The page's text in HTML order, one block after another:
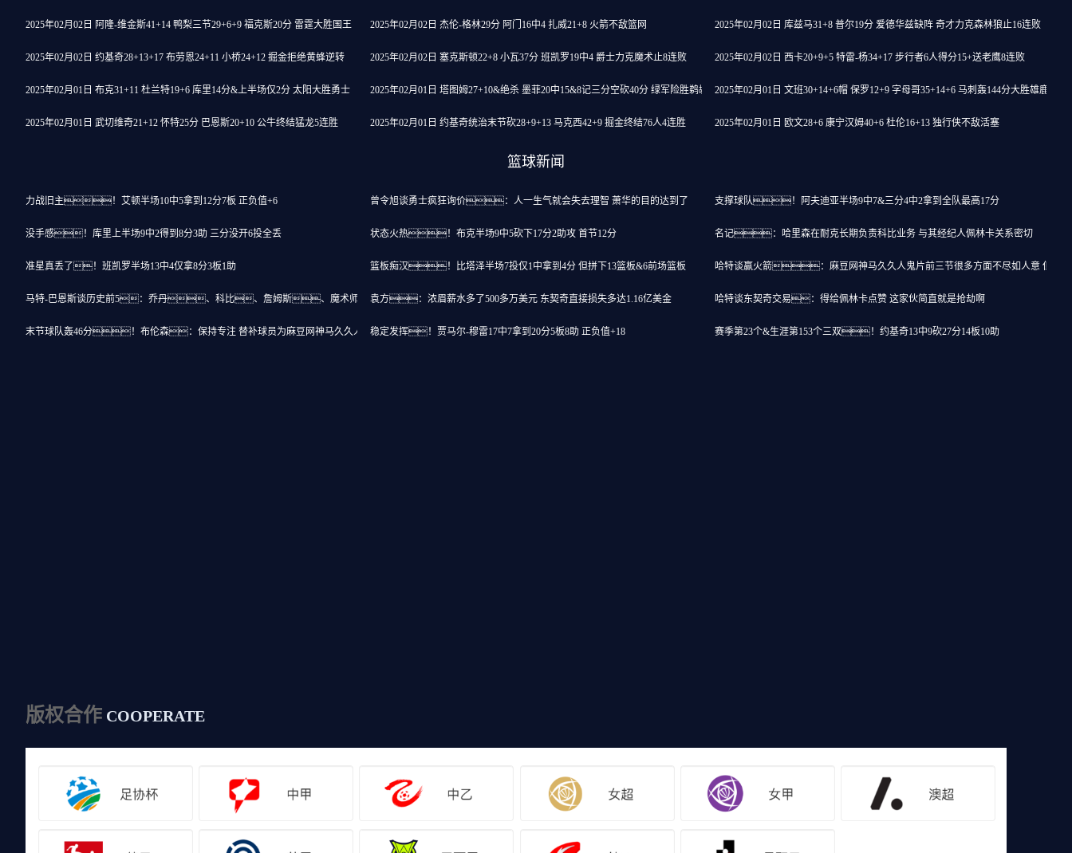
2025年02月02日 阿隆-维金斯41+14 鸭梨三节29+6+9 福克斯20分 雷霆大胜国王 2025年02月02日 杰伦-格林29分 阿门16中4 扎威21+8 火箭不敌篮网 2025年02月02日 库兹马31+8 普尔19分 爱德华兹缺阵 奇才力克森林狼止16连败
2025年02月02日 约基奇28+13+17 布劳恩24+11 小桥24+12 掘金拒绝黄蜂逆转 2025年02月02日 塞克斯顿22+8 小瓦37分 班凯罗19中4 爵士力克魔术止8连败 2025年02月02日 西卡20+9+5 特雷-杨34+17 步行者6人得分15+送老鹰8连败
2025年02月01日 布克31+11 杜兰特19+6 库里14分&上半场仅2分 太阳大胜勇士 2025年02月01日 塔图姆27+10&绝杀 墨菲20中15&8记三分空砍40分 绿军险胜鹈鹕 2025年02月01日 文班30+14+6帽 保罗12+9 字母哥35+14+6 马刺轰144分大胜雄鹿
2025年02月01日 武切维奇21+12 怀特25分 巴恩斯20+10 公牛终结猛龙5连胜 2025年02月01日 约基奇统治末节砍28+9+13 马克西42+9 掘金终结76人4连胜 2025年02月01日 欧文28+6 康宁汉姆40+6 杜伦16+13 独行侠不敌活塞
篮球新闻
力战旧主！艾顿半场10中5拿到12分7板 正负值+6 曾令旭谈勇士疯狂询价：人一生气就会失去理智 萧华的目的达到了 支撑球队！阿夫迪亚半场9中7&三分4中2拿到全队最高17分
没手感！库里上半场9中2得到8分3助 三分没开6投全丢 状态火热！布克半场9中5砍下17分2助攻 首节12分 名记：哈里森在耐克长期负责科比业务 与其经纪人佩林卡关系密切
准星真丢了！班凯罗半场13中4仅拿8分3板1助 篮板痴汉！比塔泽半场7投仅1中拿到4分 但拼下13篮板&6前场篮板 哈特谈赢火箭：麻豆网神马久久人鬼片前三节很多方面不尽如人意 但没有
马特-巴恩斯谈历史前5：乔丹、科比、詹姆斯、魔术师、奥尼尔袁方：浓眉薪水多了500多万美元 东契奇直接损失多达1.16亿美金 哈特谈东契奇交易：得给佩林卡点赞 这家伙简直就是抢劫啊
末节球队轰46分！布伦森：保持专注 替补球员为麻豆网神马久久人鬼片带来了活力稳定发挥！贾马尔-穆雷17中7拿到20分5板8助 正负值+18 赛季第23个&生涯第153个三双！约基奇13中9砍27分14板10助
版权合作 COOPERATE